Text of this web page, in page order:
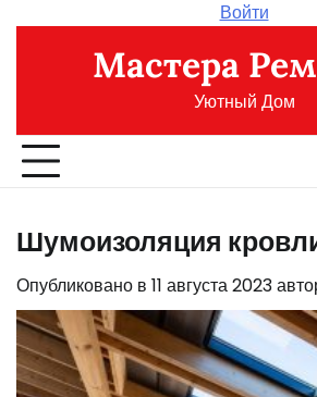
содержимому
Войти
Мастера
Уютный Дом
Шумоизоляция
Опубликовано в 11 августа 2023